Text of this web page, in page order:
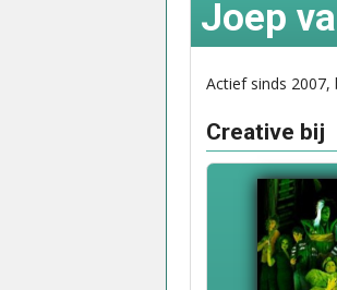
Joep
Actief sinds
Creative bij